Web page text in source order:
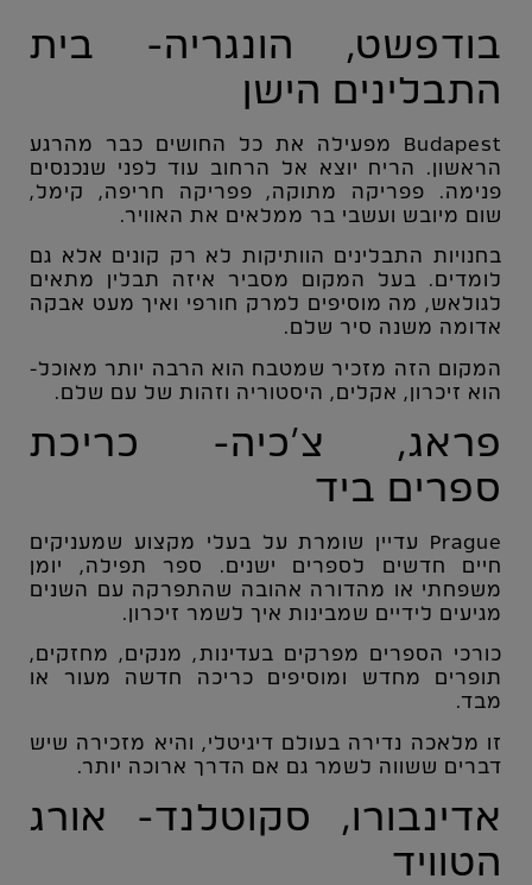
בודפשט, הונגריה- בית
התבלינים הישן
Budapest
מפעילה את כל החושים כבר מהרגע
הראשון. הריח יוצא אל הרחוב עוד לפני שנכנסים
פנימה. פפריקה מתוקה, פפריקה חריפה, קימל,
שום מיובש ועשבי בר ממלאים את האוויר.
בחנויות התבלינים הוותיקות לא רק קונים אלא גם
לומדים. בעל המקום מסביר איזה תבלין מתאים
לגולאש, מה מוסיפים למרק חורפי ואיך מעט אבקה
אדומה משנה סיר שלם.
המקום הזה מזכיר שמטבח הוא הרבה יותר מאוכל-
הוא זיכרון, אקלים, היסטוריה וזהות של עם שלם.
פראג, צ׳כיה- כריכת
ספרים ביד
Prague
עדיין שומרת על בעלי מקצוע שמעניקים
חיים חדשים לספרים ישנים. ספר תפילה, יומן
משפחתי או מהדורה אהובה שהתפרקה עם השנים
מגיעים לידיים שמבינות איך לשמר זיכרון.
כורכי הספרים מפרקים בעדינות, מנקים, מחזקים,
תופרים מחדש ומוסיפים כריכה חדשה מעור או
מבד.
זו מלאכה נדירה בעולם דיגיטלי, והיא מזכירה שיש
דברים ששווה לשמר גם אם הדרך ארוכה יותר.
אדינבורו, סקוטלנד- אורג
הטוויד